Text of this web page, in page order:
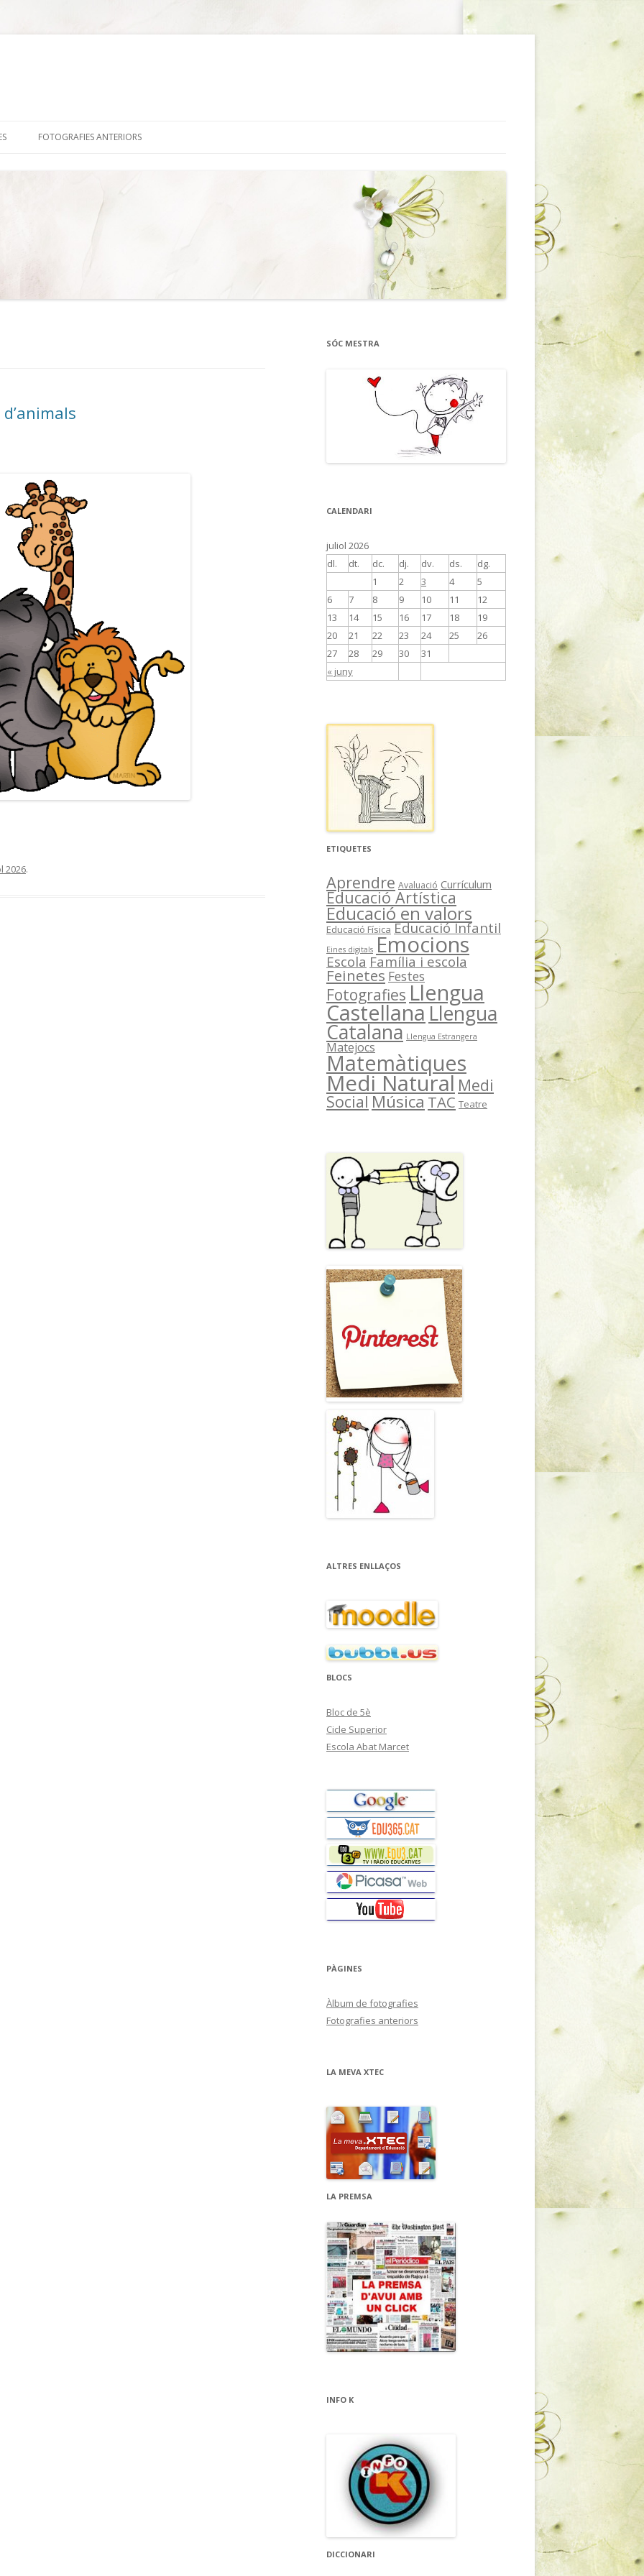
FOTOGRAFIES ANTERIORS
2026.
SÓC MESTRA
CALENDARI
juliol 2026
dl.
dt. dc. dj. dv. ds. dg.
« juny
1 2 3 4
5
6
7 8 9 10 11
12
13
14 15 16 17 18
19
20
21 22 23 24 25
26
27
28 29 30 31
ETIQUETES
Aprendre Avaluació Currículum
Educació Artística
Educació en valors
Educació Física Educació Infantil
Eines digitals Emocions
Escola Família i escola
Feinetes Festes
FotografiesLlengua
CastellanaLlengua
Catalana Llengua Estrangera
Matejocs
Matemàtiques
Medi Natural Medi
Social MúsicaTAC Teatre
ALTRES ENLLAÇOS
BLOCS
Bloc de 5è
Cicle Superior
Escola Abat Marcet
PÀGINES
Àlbum de fotografies
Fotografies anteriors
LA MEVA XTEC
LA PREMSA
INFO K
DICCIONARI